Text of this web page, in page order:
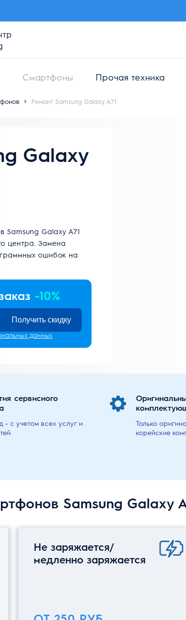
Смартфоны Прочая техника
Ремонт Samsung Galaxy A71
Galaxy
Galaxy A71
центра. Замена
ошибок на
-10%
Получить скидку
данных
сервисного
– с учетом всех услуг и
Только
корейские
Samsung Galaxy
Не заряжается/
медленно заряжается